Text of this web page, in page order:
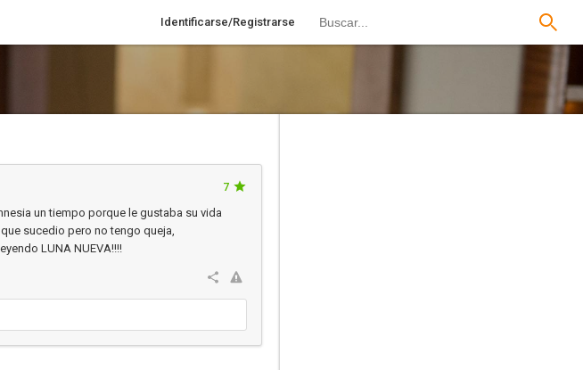
Identificarse/Registrarse
7
un tiempo porque le gustaba su vida
sucedio pero no tengo queja,
LUNA NUEVA!!!!